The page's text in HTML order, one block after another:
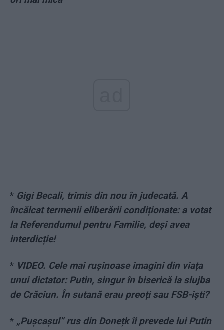
* Gigi Becali, trimis din nou în judecată. A
încălcat termenii eliberării condiționate: a votat
la Referendumul pentru Familie, deși avea
interdicție!
* VIDEO. Cele mai rușinoase imagini din viața
unui dictator: Putin, singur în biserică la slujba
de Crăciun. În sutană erau preoți sau FSB-iști?
* „Pușcașul” rus din Donețk îi prevede lui Putin